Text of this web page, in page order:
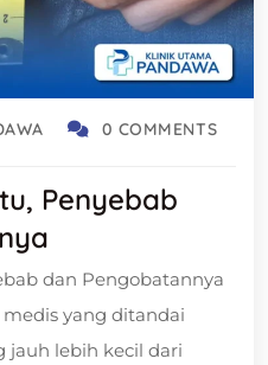
0 COMMENTS
Penyebab
dan Pengobatannya
yang ditandai
jauh lebih kecil dari